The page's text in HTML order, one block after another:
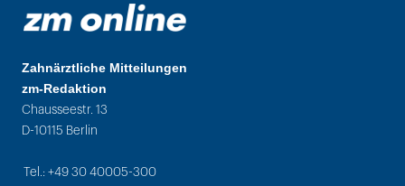
Zahnärztliche Mitteilungen
zm-Redaktion
Chausseestr. 13
D-10115 Berlin
Tel.: +49 30 40005-300